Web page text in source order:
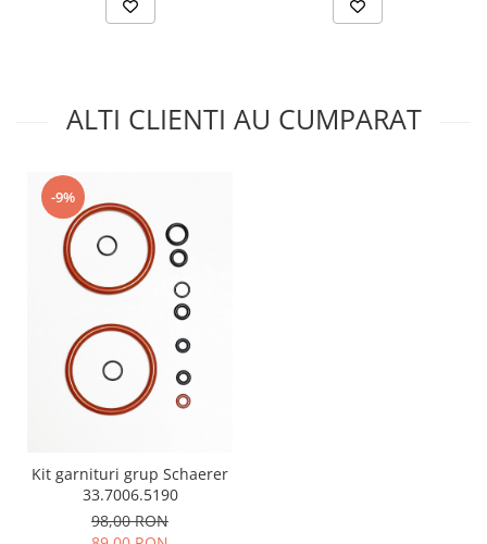
ALTI CLIENTI AU CUMPARAT
-9%
Kit garnituri grup Schaerer
33.7006.5190
98,00 RON